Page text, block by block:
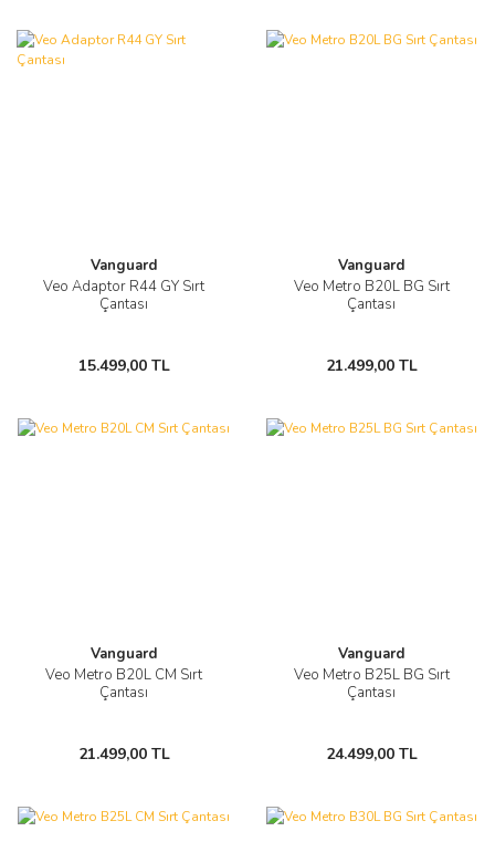
Vanguard
Veo Adaptor R44 GY Sırt
Çantası
15.499,00 TL
Vanguard
Veo Metro B20L BG Sırt
Çantası
21.499,00 TL
Vanguard
Veo Metro B20L CM Sırt
Çantası
21.499,00 TL
Vanguard
Veo Metro B25L BG Sırt
Çantası
24.499,00 TL